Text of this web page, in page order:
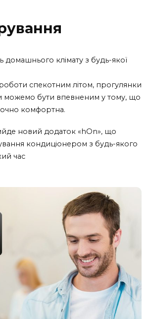
клімату з будь-якої
спекотним літом, прогулянки
можемо бути впевненим у тому, що
комфортна.
новий додаток «hOn», що
кондиціонером з будь-якого
час